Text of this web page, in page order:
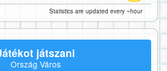
Statistics are updated every ~hour
játszani
Ország Város